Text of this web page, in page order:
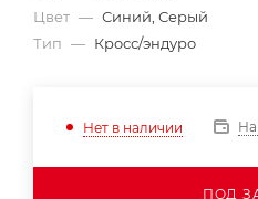
Цвет — Синий, Серый
Тип — Кросс/эндуро
Нет в наличии
ПОД